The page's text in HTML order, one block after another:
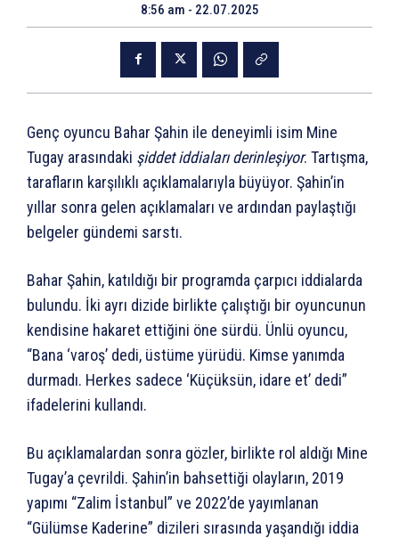
8:56 am - 22.07.2025
Genç oyuncu Bahar Şahin ile deneyimli isim Mine
Tugay arasındaki şiddet iddiaları derinleşiyor. Tartışma,
tarafların karşılıklı açıklamalarıyla büyüyor. Şahin’in
yıllar sonra gelen açıklamaları ve ardından paylaştığı
belgeler gündemi sarstı.
Bahar Şahin, katıldığı bir programda çarpıcı iddialarda
bulundu. İki ayrı dizide birlikte çalıştığı bir oyuncunun
kendisine hakaret ettiğini öne sürdü. Ünlü oyuncu,
“Bana ‘varoş’ dedi, üstüme yürüdü. Kimse yanımda
durmadı. Herkes sadece ‘Küçüksün, idare et’ dedi”
ifadelerini kullandı.
Bu açıklamalardan sonra gözler, birlikte rol aldığı Mine
Tugay’a çevrildi. Şahin’in bahsettiği olayların, 2019
yapımı “Zalim İstanbul” ve 2022’de yayımlanan
“Gülümse Kaderine” dizileri sırasında yaşandığı iddia